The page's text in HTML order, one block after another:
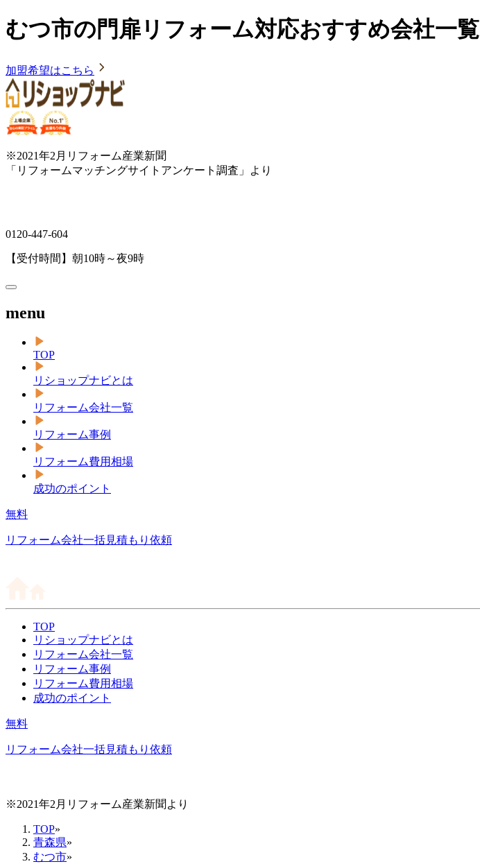
むつ市の門扉リフォーム対応おすすめ会社一覧
加盟希望はこちら
※2021年2月リフォーム産業新聞
「リフォームマッチングサイトアンケート調査」より
0120-447-604
【受付時間】朝10時～夜9時
menu
TOP
リショップナビとは
リフォーム会社一覧
リフォーム事例
リフォーム費用相場
成功のポイント
無料
リフォーム会社一括見積もり依頼
TOP
リショップナビとは
リフォーム会社一覧
リフォーム事例
リフォーム費用相場
成功のポイント
無料
リフォーム会社一括見積もり依頼
※2021年2月リフォーム産業新聞より
TOP»
青森県»
むつ市»